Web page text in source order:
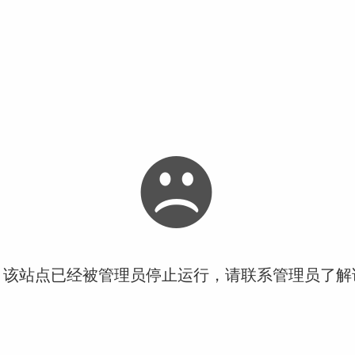
站点已经被管理员停止运行，请联系管理员了